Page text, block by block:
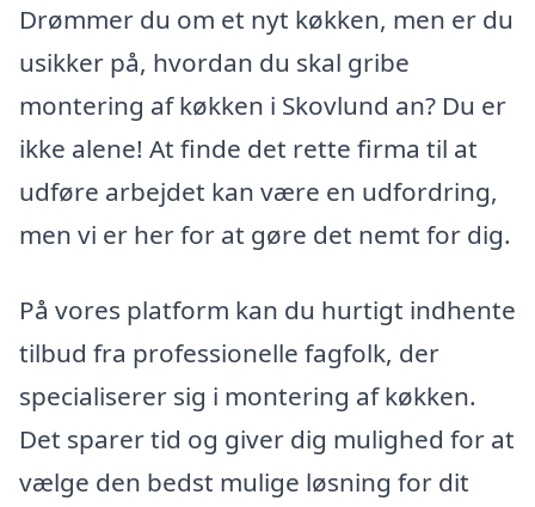
Drømmer du om et nyt køkken, men er du
usikker på, hvordan du skal gribe
montering af køkken i Skovlund an? Du er
ikke alene! At finde det rette firma til at
udføre arbejdet kan være en udfordring,
men vi er her for at gøre det nemt for dig.
På vores platform kan du hurtigt indhente
tilbud fra professionelle fagfolk, der
specialiserer sig i montering af køkken.
Det sparer tid og giver dig mulighed for at
vælge den bedst mulige løsning for dit